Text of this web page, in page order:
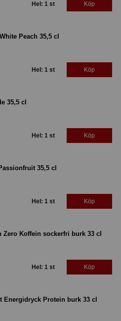
Hel: 1 st Köp
Peach 35,5 cl
Hel: 1 st Köp
35,5 cl
Hel: 1 st Köp
35,5 cl
Hel: 1 st Köp
Koffein sockerfri burk 33 cl
Hel: 1 st Köp
Energidryck Protein burk 33 cl